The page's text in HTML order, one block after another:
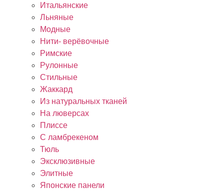
Итальянские
Льняные
Модные
Нити- верёвочные
Римские
Рулонные
Стильные
Жаккард
Из натуральных тканей
На люверсах
Плиссе
С ламбрекеном
Тюль
Эксклюзивные
Элитные
Японские панели